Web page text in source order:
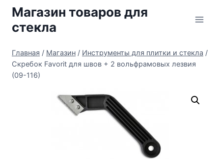
Перейти
содержимому
Магазин товаров для
стекла
Главная / Магазин / Инструменты для плитки и стекла /
Скребок Favorit для швов + 2 вольфрамовых лезвия
(09-116)